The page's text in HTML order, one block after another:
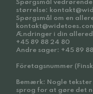
Spørgsmål
størrelse:
Spørgsmål om en
Ændringer i din
+45 89 88 24 80
Andre sager: +45 89
Företagsnummer
Bemærk: Nogle
sprog for at gøre det